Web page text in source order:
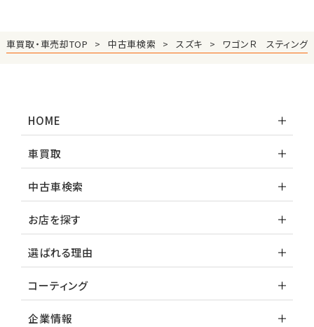
車買取・車売却TOP 中古車検索 スズキ ワゴンＲ スティング
HOME
車買取
中古車検索
お店を探す
選ばれる理由
コーティング
企業情報